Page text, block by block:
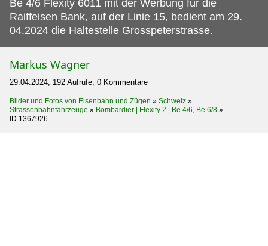
Be 4/6 Flexity 6011 mit der Werbung für die
Raiffeisen Bank, auf der Linie 15, bedient am 29.
04.2024 die Haltestelle Grosspeterstrasse.
Markus Wagner
29.04.2024, 192 Aufrufe, 0 Kommentare
Bilder und Fotos von Eisenbahn und Zügen » Schweiz »
Strassenbahnfahrzeuge » Bombardier | Flexity 2 | Be 4/6, Be 6/8 »
ID 1367926